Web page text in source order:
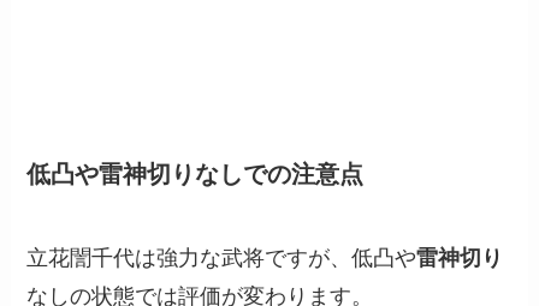
低凸や雷神切りなしでの注意点
立花誾千代は強力な武将ですが、低凸や雷神切り
なしの状態では評価が変わります。